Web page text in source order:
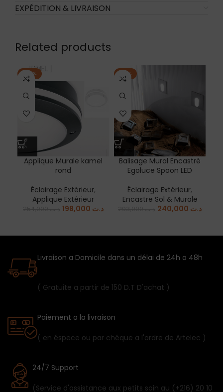
EXPÉDITION & LIVRAISON
Related products
-22%
Applique Murale kamel
rond
Éclairage Extérieur,
Applique Extérieur
د.ت
-18%
Balisage Mural Encastré
Egoluce Spoon LED
Éclairage Extérieur,
Encastre Sol & Murale
د.ت
Livraison a Domicile dans un délai de 24h a 48h
( Gratuite a partir de 150 D.T D'achat )
Paiement a la livraison
( en éspece ou par chéque a l'ordre de Artelec )
24/7 Support
(Service d'assistance aux petits soin au (+216) 20 10